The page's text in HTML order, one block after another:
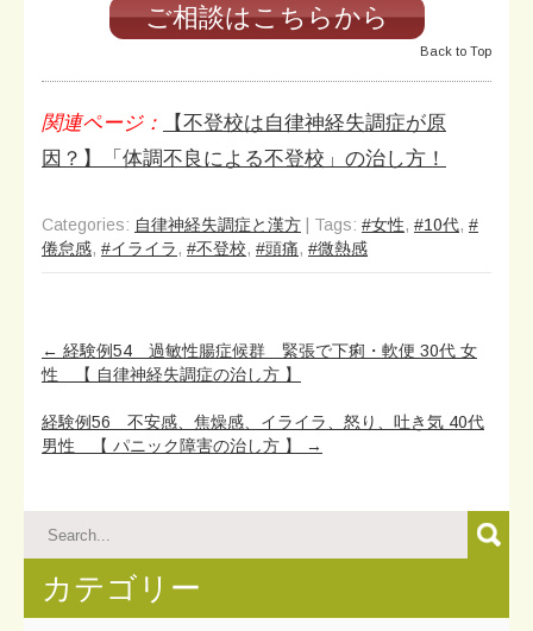
ご相談はこちらから
Back to Top
関連ページ：
【不登校は自律神経失調症が原
因？】「体調不良による不登校」の治し方！
Categories: 自律神経失調症と漢方 | Tags: #女性, #10代, #
倦怠感, #イライラ , #不登校, #頭痛, #微熱感
Post
navigation
← 経験例54 過敏性腸症候群 緊張で下痢・軟便 30代 女
性 【 自律神経失調症の治し方 】
経験例56 不安感、焦燥感、イライラ、怒り、吐き気 40代
男性 【 パニック障害の治し方 】
→
カテゴリー